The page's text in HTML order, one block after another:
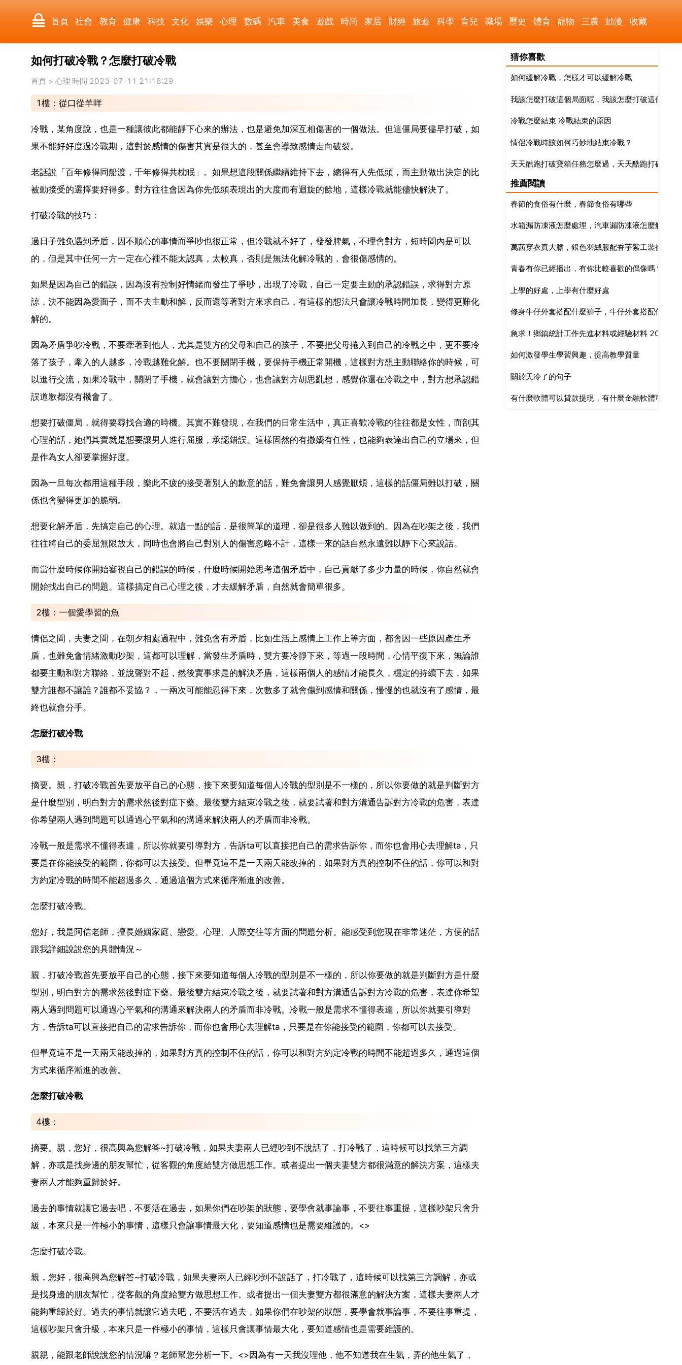
首頁 社會 教育 健康 科技 文化 娛樂 心理 數碼 汽車 美食 遊戲 時尚 家居 財經 旅遊 科學 育兒 職場 歷史 體育 寵物 三農 動漫 收藏
國際 軍事 電影 其它
如何打破冷戰？怎麼打破冷戰
首頁 > 心理 時間 2023-07-11 21:18:29
1樓：從口從羊咩
冷戰，某角度說，也是一種讓彼此都能靜下心來的辦法，也是避免加深互相傷害的一個做法。但這僵局要儘早打破，如
果不能好好度過冷戰期，這對於感情的傷害其實是很大的，甚至會導致感情走向破裂。
老話說「百年修得同船渡，千年修得共枕眠」。如果想這段關係繼續維持下去，總得有人先低頭，而主動做出決定的比
被動接受的選擇要好得多。對方往往會因為你先低頭表現出的大度而有迴旋的餘地，這樣冷戰就能儘快解決了。
打破冷戰的技巧：
過日子難免遇到矛盾，因不順心的事情而爭吵也很正常，但冷戰就不好了，發發脾氣，不理會對方，短時間內是可以
的，但是其中任何一方一定在心裡不能太認真，太較真，否則是無法化解冷戰的，會很傷感情的。
如果是因為自己的錯誤，因為沒有控制好情緒而發生了爭吵，出現了冷戰，自己一定要主動的承認錯誤，求得對方原
諒，決不能因為愛面子，而不去主動和解，反而還等著對方來求自己，有這樣的想法只會讓冷戰時間加長，變得更難化
解的。
因為矛盾爭吵冷戰，不要牽著到他人，尤其是雙方的父母和自己的孩子，不要把父母捲入到自己的冷戰之中，更不要冷
落了孩子，牽入的人越多，冷戰越難化解。也不要關閉手機，要保持手機正常開機，這樣對方想主動聯絡你的時候，可
以進行交流，如果冷戰中，關閉了手機，就會讓對方擔心，也會讓對方胡思亂想，感覺你還在冷戰之中，對方想承認錯
誤道歉都沒有機會了。
想要打破僵局，就得要尋找合適的時機。其實不難發現，在我們的日常生活中，真正喜歡冷戰的往往都是女性，而剖其
心理的話，她們其實就是想要讓男人進行屈服，承認錯誤。這樣固然的有撒嬌有任性，也能夠表達出自己的立場來，但
是作為女人卻要掌握好度。
因為一旦每次都用這種手段，樂此不疲的接受著別人的歉意的話，難免會讓男人感覺厭煩，這樣的話僵局難以打破，關
係也會變得更加的脆弱。
想要化解矛盾，先搞定自己的心理。就這一點的話，是很簡單的道理，卻是很多人難以做到的。因為在吵架之後，我們
往往將自己的委屈無限放大，同時也會將自己對別人的傷害忽略不計，這樣一來的話自然永遠難以靜下心來說話。
而當什麼時候你開始審視自己的錯誤的時候，什麼時候開始思考這個矛盾中，自己貢獻了多少力量的時候，你自然就會
開始找出自己的問題。這樣搞定自己心理之後，才去緩解矛盾，自然就會簡單很多。
2樓：一個愛學習的魚
情侶之間，夫妻之間，在朝夕相處過程中，難免會有矛盾，比如生活上感情上工作上等方面，都會因一些原因產生矛
盾，也難免會情緒激動吵架，這都可以理解，當發生矛盾時，雙方要冷靜下來，等過一段時間，心情平復下來，無論誰
都要主動和對方聯絡，並說聲對不起，然後實事求是的解決矛盾，這樣兩個人的感情才能長久，穩定的持續下去，如果
雙方誰都不讓誰？誰都不妥協？，一兩次可能能忍得下來，次數多了就會傷到感情和關係，慢慢的也就沒有了感情，最
終也就會分手。
怎麼打破冷戰
3樓：
摘要。親，打破冷戰首先要放平自己的心態，接下來要知道每個人冷戰的型別是不一樣的，所以你要做的就是判斷對方
是什麼型別，明白對方的需求然後對症下藥。最後雙方結束冷戰之後，就要試著和對方溝通告訴對方冷戰的危害，表達
你希望兩人遇到問題可以通過心平氣和的溝通來解決兩人的矛盾而非冷戰。
冷戰一般是需求不懂得表達，所以你就要引導對方，告訴ta可以直接把自己的需求告訴你，而你也會用心去理解ta，只
要是在你能接受的範圍，你都可以去接受。但畢竟這不是一天兩天能改掉的，如果對方真的控制不住的話，你可以和對
方約定冷戰的時間不能超過多久，通過這個方式來循序漸進的改善。
怎麼打破冷戰。
您好，我是阿信老師，擅長婚姻家庭、戀愛、心理、人際交往等方面的問題分析。能感受到您現在非常迷茫，方便的話
跟我詳細說說您的具體情況～
親，打破冷戰首先要放平自己的心態，接下來要知道每個人冷戰的型別是不一樣的，所以你要做的就是判斷對方是什麼
型別，明白對方的需求然後對症下藥。最後雙方結束冷戰之後，就要試著和對方溝通告訴對方冷戰的危害，表達你希望
兩人遇到問題可以通過心平氣和的溝通來解決兩人的矛盾而非冷戰。冷戰一般是需求不懂得表達，所以你就要引導對
方，告訴ta可以直接把自己的需求告訴你，而你也會用心去理解ta，只要是在你能接受的範圍，你都可以去接受。
但畢竟這不是一天兩天能改掉的，如果對方真的控制不住的話，你可以和對方約定冷戰的時間不能超過多久，通過這個
方式來循序漸進的改善。
怎麼打破冷戰
4樓：
摘要。親，您好，很高興為您解答~打破冷戰，如果夫妻兩人已經吵到不說話了，打冷戰了，這時候可以找第三方調
解，亦或是找身邊的朋友幫忙，從客觀的角度給雙方做思想工作。或者提出一個夫妻雙方都很滿意的解決方案，這樣夫
妻兩人才能夠重歸於好。
過去的事情就讓它過去吧，不要活在過去，如果你們在吵架的狀態，要學會就事論事，不要往事重提，這樣吵架只會升
級，本來只是一件極小的事情，這樣只會讓事情最大化，要知道感情也是需要維護的。<>
怎麼打破冷戰。
親，您好，很高興為您解答~打破冷戰，如果夫妻兩人已經吵到不說話了，打冷戰了，這時候可以找第三方調解，亦或
是找身邊的朋友幫忙，從客觀的角度給雙方做思想工作。或者提出一個夫妻雙方都很滿意的解決方案，這樣夫妻兩人才
能夠重歸於好。過去的事情就讓它過去吧，不要活在過去，如果你們在吵架的狀態，要學會就事論事，不要往事重提，
這樣吵架只會升級，本來只是一件極小的事情，這樣只會讓事情最大化，要知道感情也是需要維護的。
親親，能跟老師說說您的情況嘛？老師幫您分析一下。<>因為有一天我沒理他，他不知道我在生氣，弄的他生氣了，
猜你喜歡
如何緩解冷戰，怎樣才可以緩解冷戰
我該怎麼打破這個局面呢，我該怎麼打破這個局面
冷戰怎麼結束 冷戰結束的原因
情侶冷戰時該如何巧妙地結束冷戰？
天天酷跑打破寶箱任務怎麼過，天天酷跑打破第二
推薦閱讀
春節的食俗有什麼，春節食俗有哪些
水箱漏防凍液怎麼處理，汽車漏防凍液怎麼解決？
萬茜穿衣真大膽，銀色羽絨服配香芋紫工裝褲洋氣
青春有你已經播出，有你比較喜歡的偶像嗎？
上學的好處，上學有什麼好處
修身牛仔外套搭配什麼褲子，牛仔外套搭配什麼褲
急求！鄉鎮統計工作先進材料或經驗材料 200
如何激發學生學習興趣，提高教學質量
關於天冷了的句子
有什麼軟體可以貸款提現，有什麼金融軟體可以借